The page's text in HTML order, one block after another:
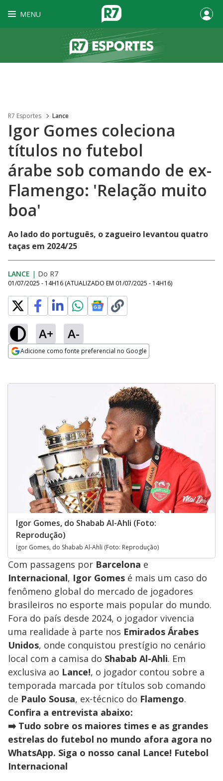
MENU
R7 Esportes Lance
Igor Gomes coleciona
títulos no futebol
árabe sob comando de ex-
Flamengo: 'Relação muito
boa'
Ao lado do português, o zagueiro levantou quatro
taças em 2024/25
LANCE | Do R7
01/07/2025 - 14H16 (ATUALIZADO EM 01/07/2025 - 14H16)
A+ A-
Adicione como fonte preferencial no Google
Igor Gomes, do Shabab Al-Ahli (Foto:
Reprodução)
Igor Gomes, do Shabab Al-Ahli (Foto: Reprodução)
Com passagens por Barcelona e
Internacional, Igor Gomes é mais um caso do
fenômeno global do mercado de jogadores
brasileiros no esporte mais popular do mundo.
Fora do país desde 2024, o jogador vivencia
uma realidade à parte nos Emirados Árabes
Unidos, onde conquistou prestígio no cenário
local com a camisa do Shabab Al-Ahli. Em
exclusiva ao Lance!, o jogador contou sobre a
temporada marcada por títulos sob comando
de Paulo Sousa, ex-técnico do Flamengo.
Confira a entrevista abaixo:
➡️ Tudo sobre os maiores times e as grandes
estrelas do futebol no mundo afora agora no
WhatsApp. Siga o nosso canal Lance! Futebol
Internacional